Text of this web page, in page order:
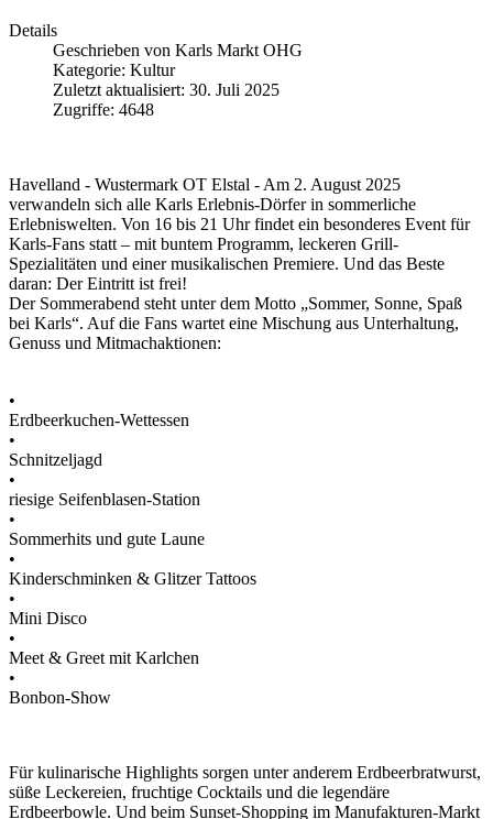
Details
Geschrieben von Karls Markt OHG
Kategorie: Kultur
Zuletzt aktualisiert: 30. Juli 2025
Zugriffe: 4648
Havelland - Wustermark OT Elstal - Am 2. August 2025
verwandeln sich alle Karls Erlebnis-Dörfer in sommerliche
Erlebniswelten. Von 16 bis 21 Uhr findet ein besonderes Event für
Karls-Fans statt – mit buntem Programm, leckeren Grill-
Spezialitäten und einer musikalischen Premiere. Und das Beste
daran: Der Eintritt ist frei!
Der Sommerabend steht unter dem Motto „Sommer, Sonne, Spaß
bei Karls“. Auf die Fans wartet eine Mischung aus Unterhaltung,
Genuss und Mitmachaktionen:
•
Erdbeerkuchen-Wettessen
•
Schnitzeljagd
•
riesige Seifenblasen-Station
•
Sommerhits und gute Laune
•
Kinderschminken & Glitzer Tattoos
•
Mini Disco
•
Meet & Greet mit Karlchen
•
Bonbon-Show
Für kulinarische Highlights sorgen unter anderem Erdbeerbratwurst,
süße Leckereien, fruchtige Cocktails und die legendäre
Erdbeerbowle. Und beim Sunset-Shopping im Manufakturen-Markt